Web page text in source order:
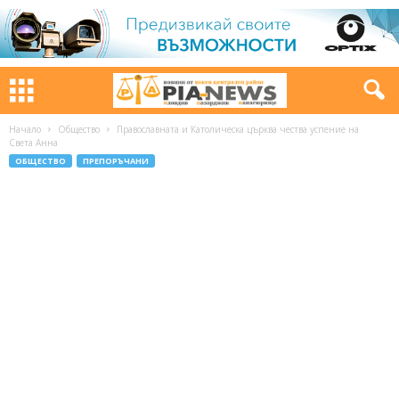
Начало Общество
Православната и Католическа църква чества успение на
Света Анна
ОБЩЕСТВО ПРЕПОРЪЧАНИ